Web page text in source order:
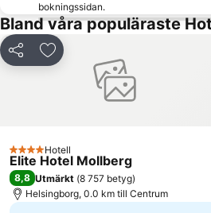
Tisvildeleje
Amager Centret
Snekkersten
Söderåsens Nationalpark
Liseleje
Rungsted Havn
Väla Centrum
Sand
bokningssidan.
Bland våra populäraste
Dela Lägg till i Mina Favoriter
4 Stjärnor
Hotell
Elite Hotel Mollberg
8,8 Utmärkt (8 757 betyg)
Helsingborg, 0.0 km till Centrum